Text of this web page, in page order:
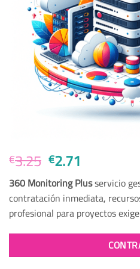
€3.25 El
precio
original
era:
€3.25.
€2.71
precio
actual
es:
€2.71.
360 Monitoring Plusservicio
contratación inmediata,
profesional para proyectos